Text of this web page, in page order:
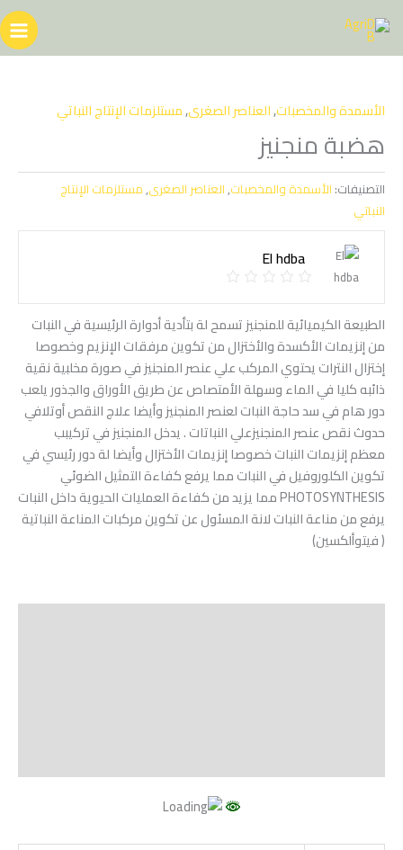
إلى
المحتوى
الأسمدة والمخصبات,العناصر الصغرى,مستلزمات الإنتاج النباتي
هضبة منجنيز
التصنيفات: الأسمدة والمخصبات,العناصر الصغرى,مستلزمات الإنتاج
النباتي
El hdba
الطبيعة الكيميائية للمنجنيز تسمح لة بتأدية أدوارة الرئيسية في النبات
من إنزيمات الأكسدة والأختزال من تكوين مرفقات الإنزيم وخصوصا
إختزال النترات يحتوي المركب علي عنصر المنجنيز في صورة مخلبية نقية
ذائبه كليا في الماء وسهلة الأمتصاص عن طريق الأوراق والجذور يلعب
دور هام في سد حاجة النبات لعنصر المنجنيز وأيضا علاج النقص أوتلافي
حدوث نقص عنصر المنجنيزعلي النباتات . يدخل المنجنيز في تركيبب
معظم إنزيمات النبات خصوصا إنزيمات الأختزال وأيضا لة دور رئيسي في
تكوين الكلوروفيل في النبات مما يرفع كفاءة التمثيل الضوئي
PHOTOSYNTHESIS مما يزيد من كفاءة العمليات الحيوية داخل النبات
يرفع من مناعة النبات لانة المسئول عن تكوين مركبات المناعة النباتية
( فيتوألكسين)